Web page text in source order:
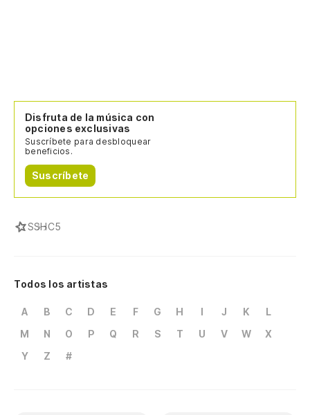
Disfruta de la música con
opciones exclusivas
Suscríbete para desbloquear
beneficios.
Suscríbete
SSHC5
Todos los artistas
A B C D E F G H I J K
L
M
N O P Q R S T U V W
X
Y
Z #